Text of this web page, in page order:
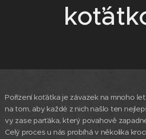
Pořízení koťátka je závazek na mnoho
na tom, aby každé z nich našlo ten
vy zase parťáka, který povahově
Celý proces u nás probíhá v několika